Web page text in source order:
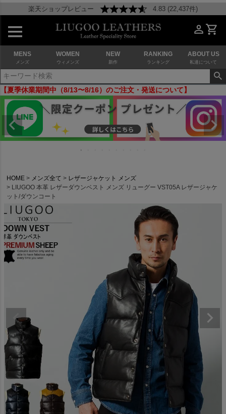
楽天ショップレビュー 4.83 (22,437件)
MENS
メンズ
WOMEN
ウィメンズ
NEW
新作
RANKING
ランキング
ABOUT US
私達について
【夏季休業期間中（8/13〜8/16）のご注文・発送について】
HOME メンズ全て
レザージャケット メンズ
LIUGOO 本革 レザーダウンベスト メンズ リューグー VST05A レザージャケ
ット/ダウンコート